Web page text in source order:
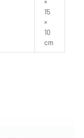
15
×
10
cm